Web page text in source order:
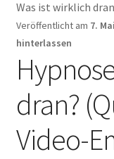
Shop
Was ist wirklich
Veröffentlicht am 7.
hinterlassen
dran?
Video-